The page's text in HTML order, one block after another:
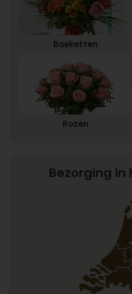
Boeketten
Rozen
Bezorging in